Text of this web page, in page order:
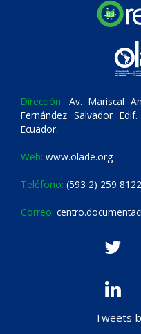
Dirección: Av. Mariscal
Fernández Salvador
Ecuador.
Web: www.olade.org
Teléfono: (593 2) 259
Correo:
Tweets